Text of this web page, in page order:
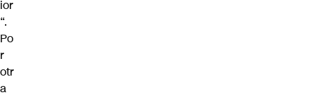
ior
“.
Po
r
otr
a